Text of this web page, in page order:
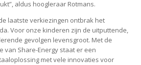
aldus hoogleraar Rotmans.
laatste verkiezingen ontbrak het
Voor onze kinderen zijn de uitputtende,
gevolgen levensgroot. Met de
van Share-Energy staat er een
met vele innovaties voor